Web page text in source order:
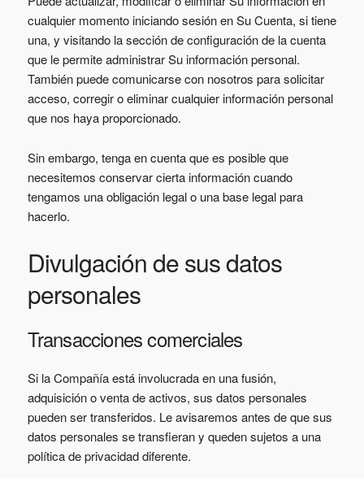
cualquier momento iniciando sesión en Su Cuenta, si tiene
una, y visitando la sección de configuración de la cuenta
que le permite administrar Su información personal.
También puede comunicarse con nosotros para solicitar
acceso, corregir o eliminar cualquier información personal
que nos haya proporcionado.
Sin embargo, tenga en cuenta que es posible que
necesitemos conservar cierta información cuando
tengamos una obligación legal o una base legal para
hacerlo.
Divulgación de sus datos
personales
Transacciones comerciales
Si la Compañía está involucrada en una fusión,
adquisición o venta de activos, sus datos personales
pueden ser transferidos. Le avisaremos antes de que sus
datos personales se transfieran y queden sujetos a una
política de privacidad diferente.